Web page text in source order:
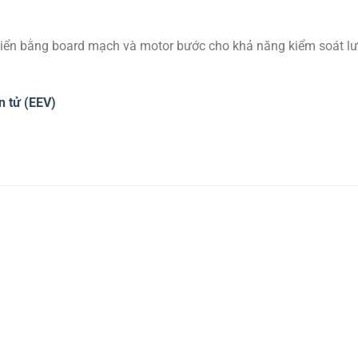
bằng board mạch và motor bước cho khả năng kiểm soát
tử (EEV)